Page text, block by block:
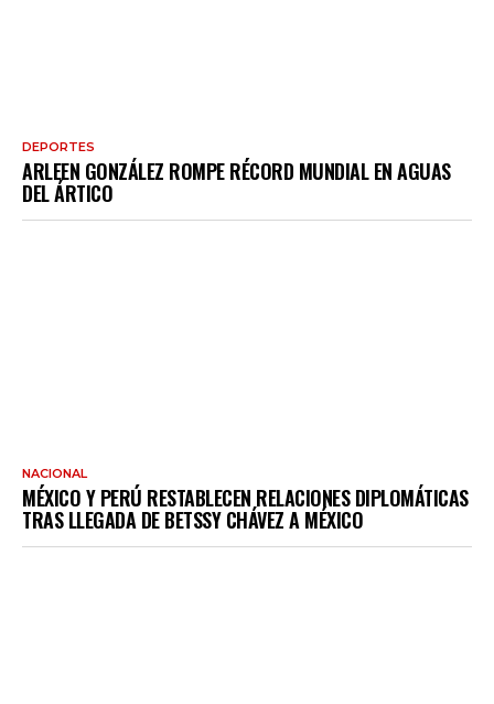
DEPORTES
ARLEEN GONZÁLEZ ROMPE RÉCORD MUNDIAL EN AGUAS
DEL ÁRTICO
NACIONAL
MÉXICO Y PERÚ RESTABLECEN RELACIONES DIPLOMÁTICAS
TRAS LLEGADA DE BETSSY CHÁVEZ A MÉXICO